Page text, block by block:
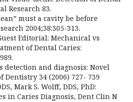
Research 83.
must a cavity be before
2004;38:305-313.
Editorial: Mechanical vs
of Dental Caries:
detection and diagnosis: Novel
34 (2006) 727- 739
Mark S. Wolff, DDS, PhD:
in Caries Diagnosis, Dent Clin N